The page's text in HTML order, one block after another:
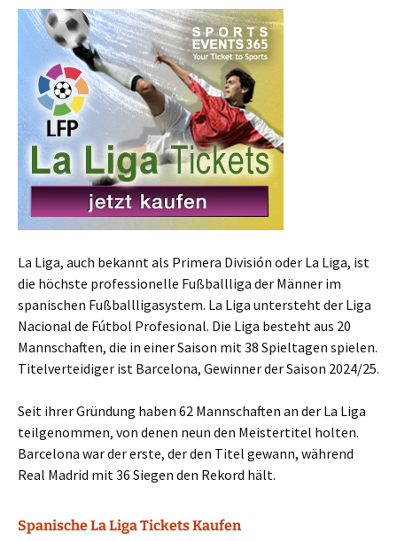
La Liga, auch bekannt als Primera División oder La Liga, ist
die höchste professionelle Fußballliga der Männer im
spanischen Fußballligasystem. La Liga untersteht der Liga
Nacional de Fútbol Profesional. Die Liga besteht aus 20
Mannschaften, die in einer Saison mit 38 Spieltagen spielen.
Titelverteidiger ist Barcelona, Gewinner der Saison 2024/25.
Seit ihrer Gründung haben 62 Mannschaften an der La Liga
teilgenommen, von denen neun den Meistertitel holten.
Barcelona war der erste, der den Titel gewann, während
Real Madrid mit 36 Siegen den Rekord hält.
Spanische La Liga Tickets Kaufen